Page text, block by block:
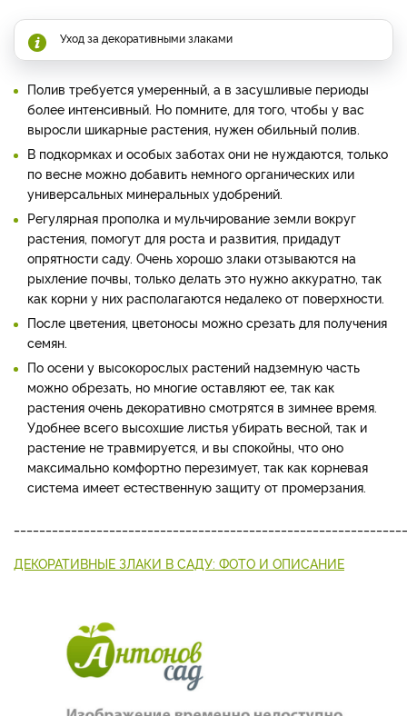
Уход за декоративными злаками
Полив требуется умеренный, а в засушливые периоды
более интенсивный. Но помните, для того, чтобы у вас
выросли шикарные растения, нужен обильный полив.
В подкормках и особых заботах они не нуждаются, только
по весне можно добавить немного органических или
универсальных минеральных удобрений.
Регулярная прополка и мульчирование земли вокруг
растения, помогут для роста и развития, придадут
опрятности саду. Очень хорошо злаки отзываются на
рыхление почвы, только делать это нужно аккуратно, так
как корни у них располагаются недалеко от поверхности.
После цветения, цветоносы можно срезать для получения
семян.
По осени у высокорослых растений надземную часть
можно обрезать, но многие оставляют ее, так как
растения очень декоративно смотрятся в зимнее время.
Удобнее всего высохшие листья убирать весной, так и
растение не травмируется, и вы спокойны, что оно
максимально комфортно перезимует, так как корневая
система имеет естественную защиту от промерзания.
ДЕКОРАТИВНЫЕ ЗЛАКИ В САДУ: ФОТО И ОПИСАНИЕ